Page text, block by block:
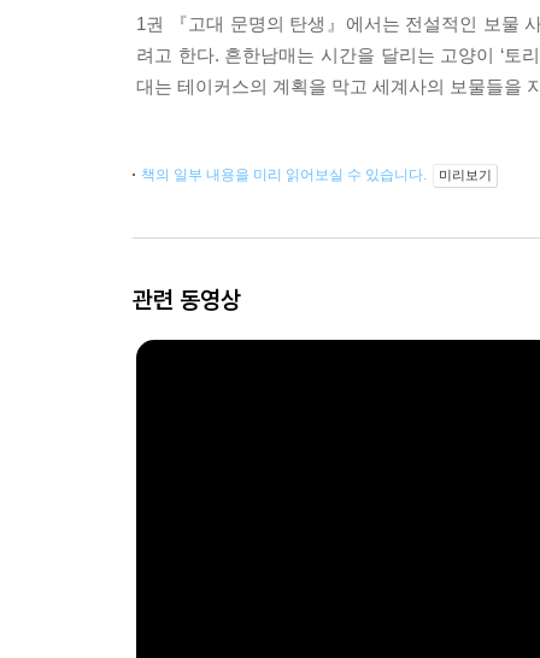
1권 『고대 문명의 탄생』에서는 전설적인 보물
려고 한다. 흔한남매는 시간을 달리는 고양이 ‘
대는 테이커스의 계획을 막고 세계사의 보물들을
책의 일부 내용을 미리 읽어보실 수 있습니다. 미리보기
관련 동영상